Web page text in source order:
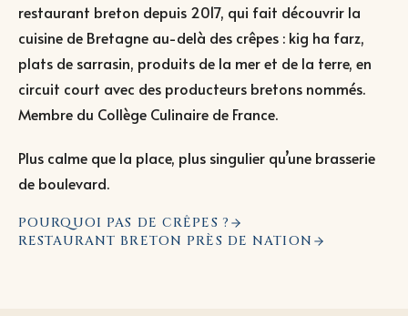
restaurant breton depuis 2017, qui fait découvrir la
cuisine de Bretagne au-delà des crêpes : kig ha farz,
plats de sarrasin, produits de la mer et de la terre, en
circuit court avec des producteurs bretons nommés.
Membre du Collège Culinaire de France.
Plus calme que la place, plus singulier qu’une brasserie
de boulevard.
POURQUOI PAS DE CRÊPES ?
RESTAURANT BRETON PRÈS DE NATION